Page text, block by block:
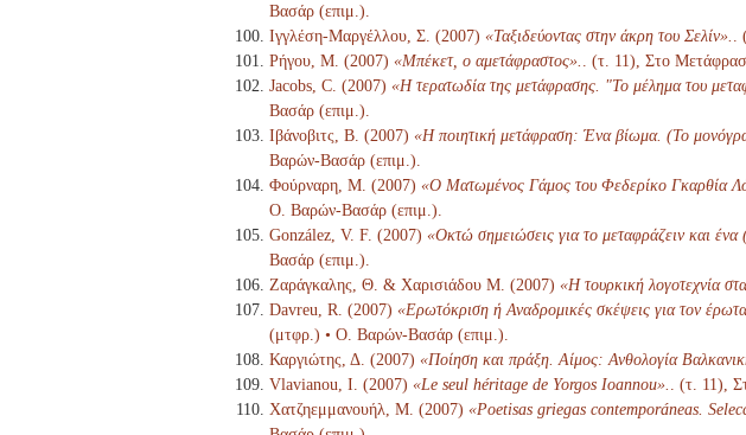
Βασάρ (επιμ.).
Ιγγλέση-Μαργέλλου, Σ. (2007) «Ταξιδεύοντας στην άκρη του Σελίν».
Ρήγου, Μ. (2007) «Μπέκετ, ο αμετάφραστος».
. (τ. 11), Στο
Jacobs, C. (2007) «Η τερατωδία της μετάφρασης. "Το μέλημα του
Βασάρ (επιμ.).
Ιβάνοβιτς, Β. (2007) «Η ποιητική μετάφραση: Ένα βίωμα. (Το
Βαρών-Βασάρ (επιμ.).
Φούρναρη, Μ. (2007) «Ο Ματωμένος Γάμος του Φεδερίκο Γκαρθία
Ο. Βαρών-Βασάρ (επιμ.).
González, V. F. (2007) «Οκτώ σημειώσεις για το μεταφράζειν και ένα
Βασάρ (επιμ.).
Ζαράγκαλης, Θ. & Χαρισιάδου Μ. (2007) «Η τουρκική λογοτεχνία
Davreu, R. (2007) «Ερωτόκριση ή Αναδρομικές σκέψεις για τον
(μτφρ.) • Ο. Βαρών-Βασάρ (επιμ.).
Καργιώτης, Δ. (2007) «Ποίηση και πράξη. Αίμος: Ανθολογία
Vlavianou, I. (2007) «Le seul héritage de Yorgos Ioannou».
. (τ. 11),
Χατζηεμμανουήλ, Μ. (2007) «Poetisas griegas contemporáneas.